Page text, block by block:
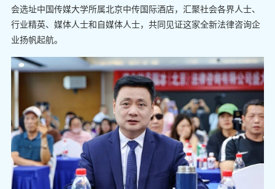
会选址中国传媒大学所属北京中传国际酒店，汇聚社会各界人士、
行业精英、媒体人士和自媒体人士，共同见证这家全新法律咨询企
业扬帆起航。